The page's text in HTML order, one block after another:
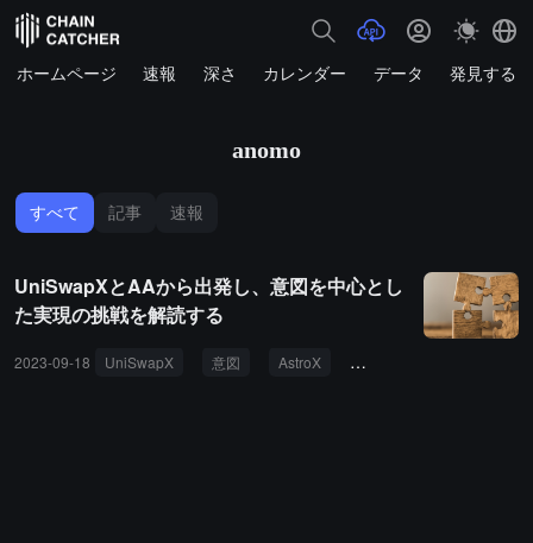
ホームページ 速報 深さ カレンダー データ 発見する
anomo
すべて 記事 速報
UniSwapXとAAから出発し、意図を中心とし
た実現の挑戦を解読する
2023-09-18 UniSwapX 意図 AstroX Intent-centric